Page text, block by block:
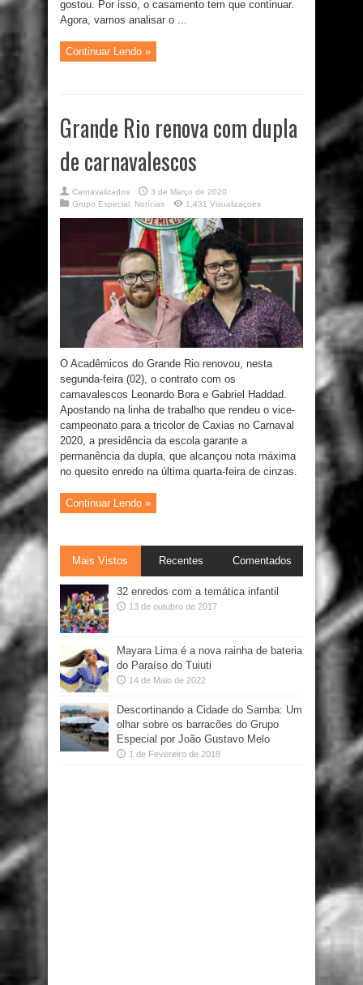
gostou. Por isso, o casamento tem que continuar.
Agora, vamos analisar o ...
Continuar Lendo »
Grande Rio renova com dupla
de carnavalescos
Carnavalizados
3 de Março de 2020
Grupo Especial
Notícias 1,431 Visualizaçoes
O Acadêmicos do Grande Rio renovou, nesta
segunda-feira (02), o contrato com os
carnavalescos Leonardo Bora e Gabriel Haddad.
Apostando na linha de trabalho que rendeu o vice-
campeonato para a tricolor de Caxias no Carnaval
2020, a presidência da escola garante a
permanência da dupla, que alcançou nota máxima
no quesito enredo na última quarta-feira de cinzas.
Continuar Lendo »
Mais Vistos Recentes Comentados
32 enredos com a temática infantil
13 de outubro de 2017
Mayara Lima é a nova rainha de bateria
do Paraíso do Tuiuti
14 de Maio de 2022
Descortinando a Cidade do Samba: Um
olhar sobre os barracões do Grupo
Especial por João Gustavo Melo
1 de Fevereiro de 2018